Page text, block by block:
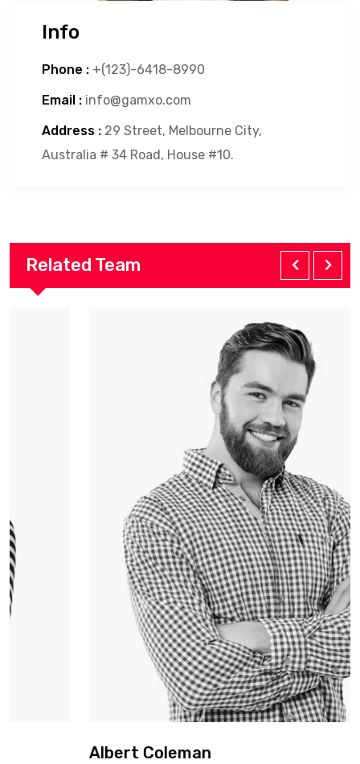
Info
Phone : +(123)-6418-8990
Email : info@gamxo.com
Address : 29 Street, Melbourne City,
Australia # 34 Road, House #10.
Related Team
Albert Coleman